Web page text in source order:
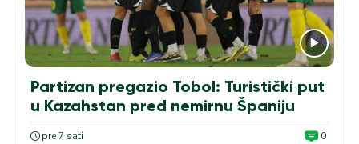
Partizan pregazio Tobol: Turistički put
u Kazahstan pred nemirnu Španiju
pre 7 sati 0